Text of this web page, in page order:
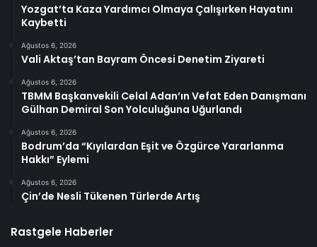
Yozgat’ta Kaza Yardımcı Olmaya Çalışırken Hayatını
Kaybetti
Ağustos 6, 2026
Vali Aktaş’tan Bayram Öncesi Denetim Ziyareti
Ağustos 6, 2026
TBMM Başkanvekili Celal Adan’ın Vefat Eden Danışmanı
Gülhan Demiral Son Yolculuğuna Uğurlandı
Ağustos 6, 2026
Bodrum’da “Kıyılardan Eşit ve Özgürce Yararlanma
Hakkı” Eylemi
Ağustos 6, 2026
Çin’de Nesli Tükenen Türlerde Artış
Rastgele Haberler